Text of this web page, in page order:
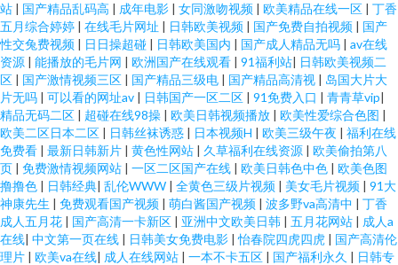
站 | 国产精品乱码高 | 成年电影 | 女同激吻视频 | 欧美精品在线一区 | 丁香
五月综合婷婷 | 在线毛片网址 | 日韩欧美视频 | 国产免费自拍视频 | 国产
性交兔费视频 | 日日操超碰 | 日韩欧美国内 | 国产成人精品无吗 | av在线
资源 | 能播放的毛片网 | 欧洲国产在线观看 | 91福利站| 日韩欧美视频二
区 | 国产激情视频三区 | 国产精品三级电 | 国产精品高清视 | 岛国大片大
片无吗 | 可以看的网址av | 日韩国产一区二区 | 91免费入口 | 青青草vip|
精品无码二区 | 超碰在线98操 | 欧美日韩视频播放 | 欧美性爱综合色图 |
欧美二区日本二区 | 日韩丝袜诱惑 | 日本视频H | 欧美三级午夜 | 福利在线
免费看 | 最新日韩新片 | 黄色性网站 | 久草福利在线资源 | 欧美偷拍第八
页 | 免费激情视频网站 | 一区二区国产在线 | 欧美日韩色中色 | 欧美色图
撸撸色 | 日韩经典| 乱伦WWW | 全黄色三级片视频 | 美女毛片视频 | 91大
神康先生 | 免费观看国产视频 | 萌白酱国产视频 | 波多野va高清中 | 丁香
成人五月花 | 国产高清一卡新区 | 亚洲中文欧美日韩 | 五月花网站 | 成人a
在线| 中文第一页在线 | 日韩美女免费电影 |怡春院四虎四虎 | 国产高清伦
理片 | 欧美va在线| 成人在线网站 | 一本不卡五区 | 国产福利永久 | 日韩专